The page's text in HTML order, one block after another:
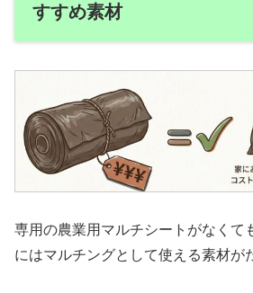
すすめ素材
専用の農業用マルチシートがなくて
にはマルチングとして使える素材が